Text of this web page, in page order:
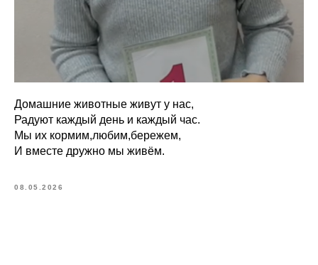
Домашние животные живут у нас,
Радуют каждый день и каждый час.
Мы их кормим,любим,бережем,
И вместе дружно мы живём.
08.05.2026